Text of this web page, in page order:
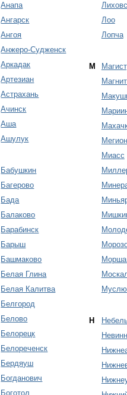
Анапа
Ангарск
Ангоя
Анжеро-Судженск
Аркадак
Артезиан
Астрахань
Ачинск
Аша
Ашулук
Бабушкин
Багерово
Бада
Балаково
Барабинск
Барыш
Башмаково
Белая Глина
Белая Калитва
Белгород
Белово
Белорецк
Белореченск
Бердяуш
Богданович
Боготол
Лоо
Лопча
М
Мегион
Миасс
Н